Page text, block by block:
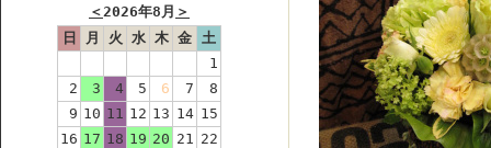
＜2026年8月 ＞
日
月 火 水 木 金 土
1
2
3 4 5 6 7
8
9 10 11 12 13 14 15
16 17 18 19 20 21 22